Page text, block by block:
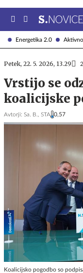
Energetika 2.0
Petek, 22. 5. 2026, 13.29
Vrstijo se
koalicijske
Avtorji: Sa. B., STA 0,57
Koalicijsko pogodbo so